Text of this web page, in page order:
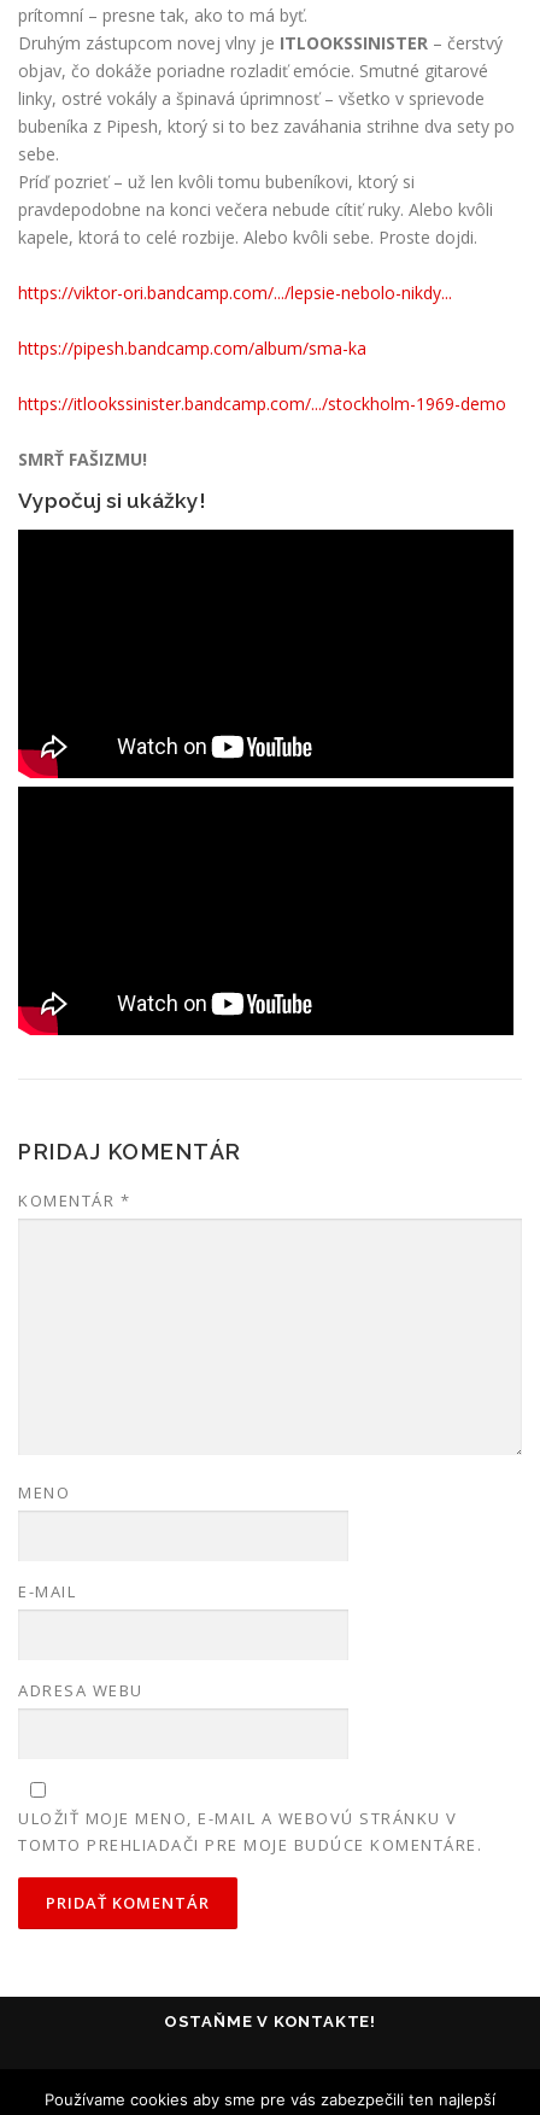
prítomní – presne tak, ako to má byť.
Druhým zástupcom novej vlny je ITLOOKSSINISTER – čerstvý
objav, čo dokáže poriadne rozladiť emócie. Smutné gitarové
linky, ostré vokály a špinavá úprimnosť – všetko v sprievode
bubeníka z Pipesh, ktorý si to bez zaváhania strihne dva sety po
sebe.
Príď pozrieť – už len kvôli tomu bubeníkovi, ktorý si
pravdepodobne na konci večera nebude cítiť ruky. Alebo kvôli
kapele, ktorá to celé rozbije. Alebo kvôli sebe. Proste dojdi.
https://viktor-ori.bandcamp.com/.../lepsie-nebolo-nikdy...
https://pipesh.bandcamp.com/album/sma-ka
https://itlookssinister.bandcamp.com/.../stockholm-1969-demo
SMRŤ FAŠIZMU!
Vypočuj si ukážky!
PRIDAJ KOMENTÁR
KOMENTÁR *
MENO
E-MAIL
ADRESA WEBU
ULOŽIŤ MOJE MENO, E-MAIL A WEBOVÚ STRÁNKU V
TOMTO PREHLIADAČI PRE MOJE BUDÚCE KOMENTÁRE.
OSTAŇME V KONTAKTE!
Používame cookies aby sme pre vás zabezpečili ten najlepší